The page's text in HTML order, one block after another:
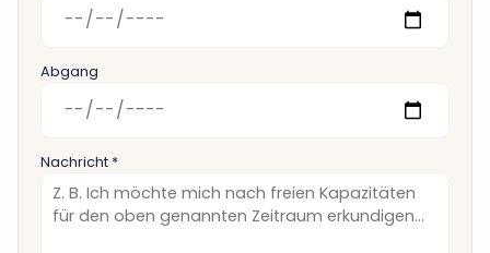
Abgang
Nachricht *